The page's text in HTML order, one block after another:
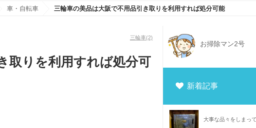
車・自転車 三輪車の美品は大阪で不用品引き取りを利用すれば処分可能
三輪車(2)
取りを利用すれば処分可
お掃除マン2号
新着記事
大事な品々をしまっ